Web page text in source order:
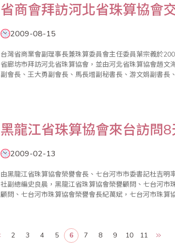
省商會拜訪河北省珠算協會
2009-08-15
台灣省商業會副理事長兼珠算委員會主任委員葉宗義於
省廊坊市拜訪河北省珠算協會，並由河北省珠算協會趙
副會長、王大勇副會長、馬長增副秘書長、游文娟副書長
黑龍江省珠算協會來台訪問
2009-02-13
由黑龍江省珠算協會榮譽會長、七台河市市委書記杜吉
社副總編史良晨，黑龍江省珠算協會榮譽顧問、七台河
顧問、七台河市珠算協會榮譽會長紀萬斌，七台河市珠算
2 3 4 5 6 7 8 9 10 11